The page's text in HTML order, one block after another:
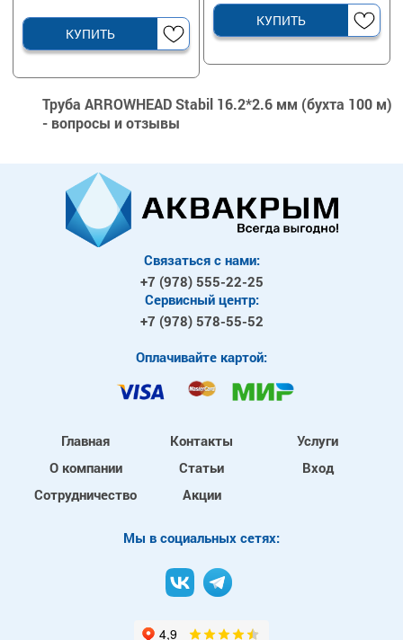
КУПИТЬ
КУПИТЬ
Труба ARROWHEAD Stabil 16.2*2.6 мм (бухта 100 м)
- вопросы и отзывы
Связаться с нами:
+7 (978) 555-22-25
Сервисный центр:
+7 (978) 578-55-52
Оплачивайте картой:
Главная
О компании
Сотрудничество
Контакты
Статьи
Акции
Услуги
Вход
Mы в социальных сетях: